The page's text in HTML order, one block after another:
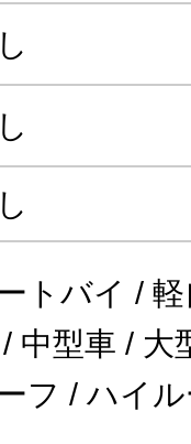
トバイ /
中型車 / 大
フ / ハイ